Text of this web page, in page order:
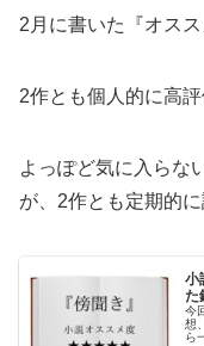
2月に書いた『オス
2作とも個人的に高評
よっぽど気に入らな
が、2作とも定期的
小
た
今
想
ら